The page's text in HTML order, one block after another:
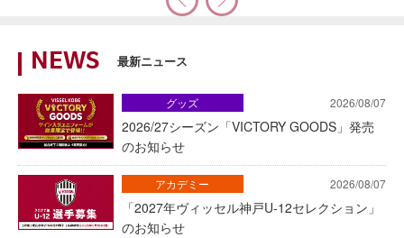
NEWS 最新ニュース
2026/08/07
2026/27シーズン「VICTORY GOODS」発売
のお知らせ
グッズ
2026/08/07
「2027年ヴィッセル神戸U-12セレクション」
のお知らせ
アカデミー